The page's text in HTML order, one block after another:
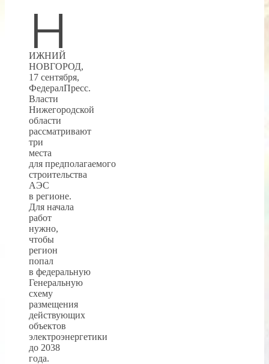
Н
ИЖНИЙ
НОВГОРОД,
17 сентября,
ФедералПресс.
Власти
Нижегородской
области
рассматривают
три
места
для предполагаемого
строительства
АЭС
в регионе.
Для начала
работ
нужно,
чтобы
регион
попал
в федеральную
Генеральную
схему
размещения
действующих
объектов
электроэнергетики
до 2038
года.